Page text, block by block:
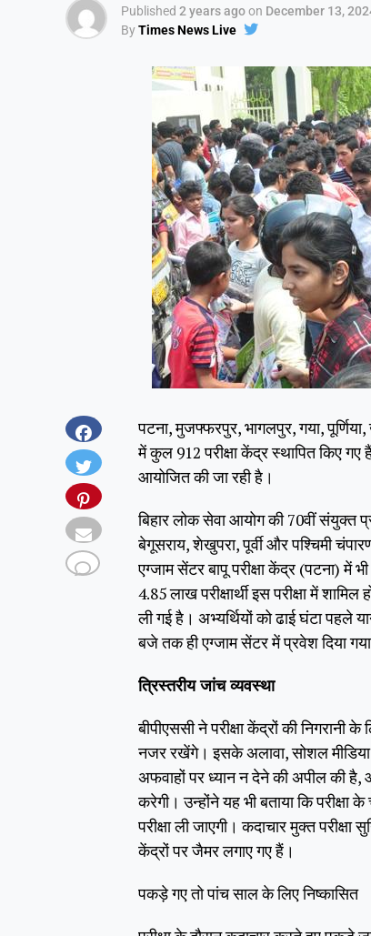
Published 2 years agoon December 13,
ByTimes News Live
पटना, मुजफ्फरपुर, भागलपुर, गया,
में कुल 912 परीक्षा केंद्र स्थापित किए गए
आयोजित की जा रही है।
बिहार लोक सेवा आयोग की 70वीं संयुक्त
बेगूसराय, शेखुपरा, पूर्वी और पश्चिमी
एग्जाम सेंटर बापू परीक्षा केंद्र (पटना) में
4.85 लाख परीक्षार्थी इस परीक्षा में
ली गई है। अभ्यर्थियों को ढाई घंटा पहले
बजे तक ही एग्जाम सेंटर में प्रवेश दिया
त्रिस्तरीय जांच व्यवस्था
बीपीएससी ने परीक्षा केंद्रों की
नजर रखेंगे। इसके अलावा, सोशल मीडिया
अफवाहों पर ध्यान न देने की अपील की
करेगी। उन्होंने यह भी बताया कि
परीक्षा ली जाएगी। कदाचार मुक्त
केंद्रों पर जैमर लगाए गए हैं।
पकड़े गए तो पांच साल के लिए निष्कासित